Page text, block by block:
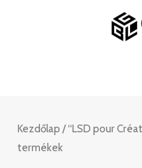
Kezdőlap / “LSD pour
termékek